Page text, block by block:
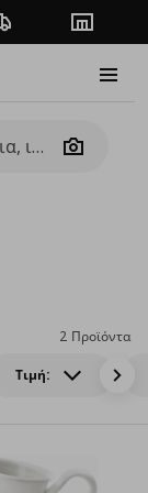
Πορεία παραγγελίας
Camera
Τιμή:
2 Προϊόντα